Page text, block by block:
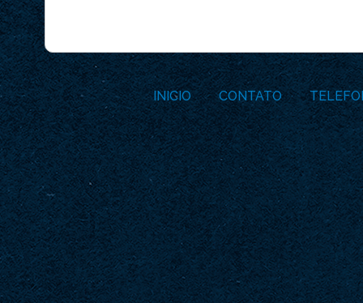
INICIO CONTATO